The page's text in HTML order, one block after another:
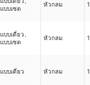
แบบเซต
หัวกลม
แบบเดี่ยว、
แบบเซต
หัวกลม
แบบเดี่ยว หัวกลม